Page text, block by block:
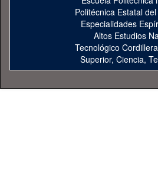
Politécnica Estatal
Especialidades
Altos Estudios
Tecnológico Cordillera
Superior, Ciencia,